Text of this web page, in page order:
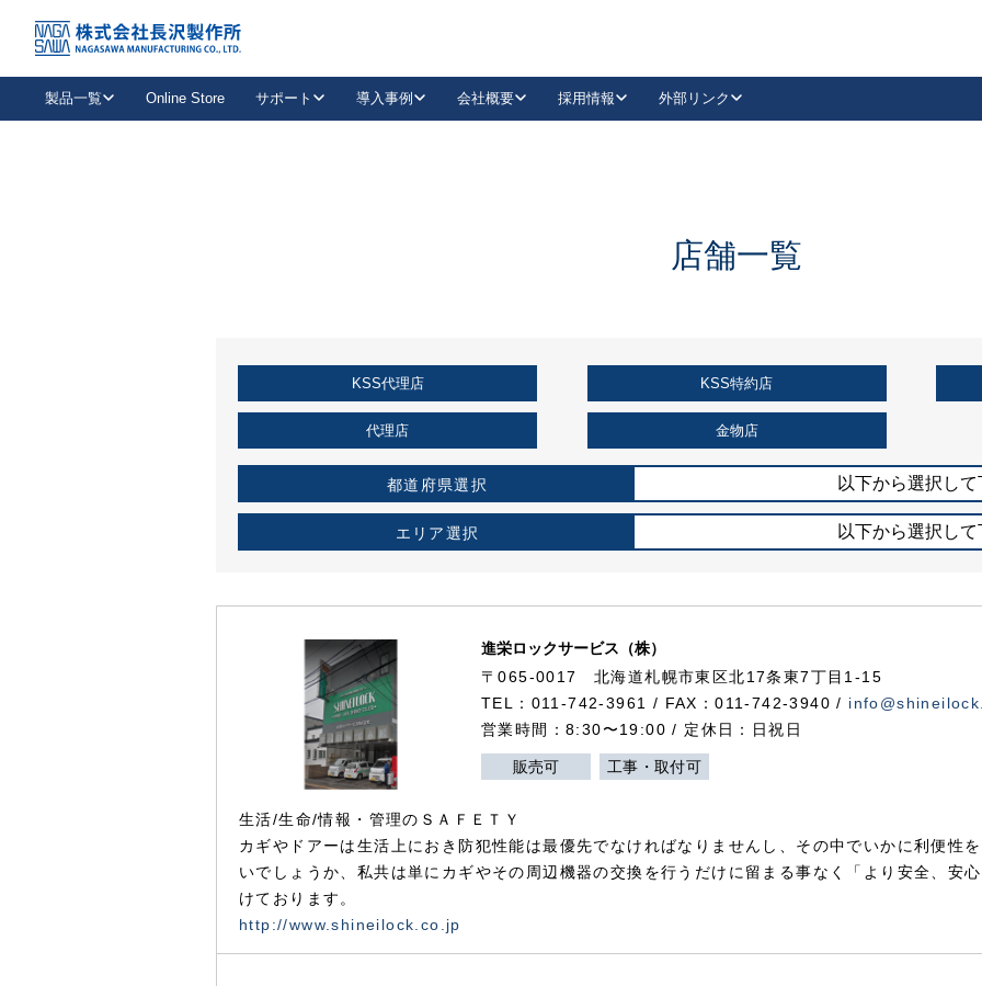
製品一覧
抗ウイルス・抗菌製品
キーレックスを品番からお探しいただけます。
Online Store サポート
取扱店情報
お役立ち情報
導入事例
企業様採用事例
会社概要 採用情報 外部リンク
LinkedIn
KSS加盟店・取扱店情報
店舗一覧
店舗一覧
KSS代理店 KSS特約店
代理店 金物店
都道府県選択 以下から選択し
エリア選択 以下から選択し
進栄ロックサービス（株）
〒065-0017 北海道札幌市東区北17条東7丁目1-15
TEL：011-742-3961 / FAX：011-742-3940 /
営業時間：8:30〜19:00 / 定休日：日祝日
販売可 工事・取付可
生活/生命/情報・管理のＳＡＦＥＴＹ
カギやドアーは生活上におき防犯性能は最優先でなければなりませんし、その中でいかに利便性
いでしょうか、私共は単にカギやその周辺機器の交換を行うだけに留まる事なく「より安全、安
けております。
http://www.shineilock.co.jp